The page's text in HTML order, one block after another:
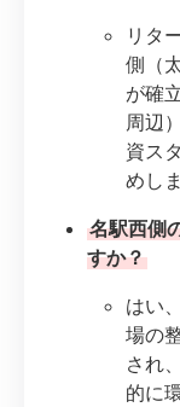
リタ
側（
が確
周辺
資ス
めし
名駅西側
すか？
はい
場の
され
的に